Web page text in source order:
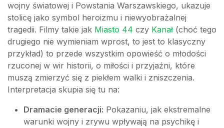
wojny światowej i Powstania Warszawskiego, ukazuje
stolicę jako symbol heroizmu i niewyobrażalnej
tragedii. Filmy takie jak Miasto 44 czy Kanał (choć tego
drugiego nie wymieniam wprost, to jest to klasyczny
przykład) to przede wszystkim opowieść o młodości
rzuconej w wir historii, o miłości i przyjaźni, które
muszą zmierzyć się z piekłem walki i zniszczenia.
Interpretacja skupia się tu na:
Dramacie generacji: Pokazaniu, jak ekstremalne
warunki wojny i zrywu wpływają na psychikę i